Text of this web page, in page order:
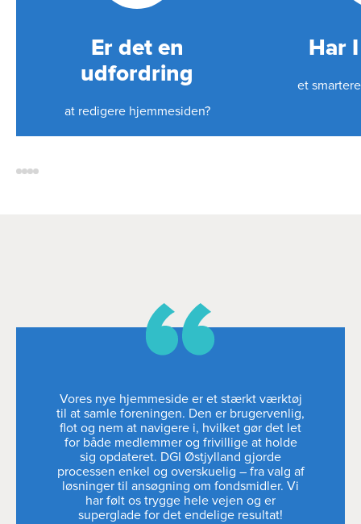
Er det en
udfordring
at redigere hjemmesiden?
Har
et
Vores nye hjemmeside er et stærkt værktøj
til at samle foreningen. Den er brugervenlig,
flot og nem at navigere i, hvilket gør det let
for både medlemmer og frivillige at holde
sig opdateret. DGI Østjylland gjorde
processen enkel og overskuelig – fra valg af
løsninger til ansøgning om fondsmidler. Vi
har følt os trygge hele vejen og er
superglade for det endelige resultat!